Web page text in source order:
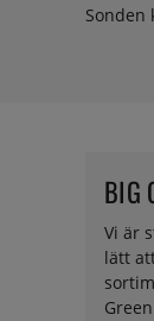
Sonden
Vi är
lätt
BIG